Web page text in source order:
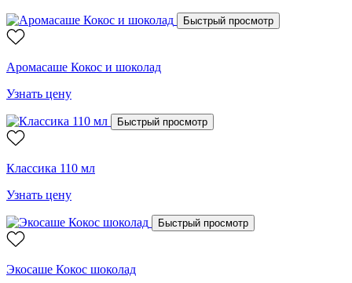
Быстрый просмотр
Аромасаше Кокос и шоколад
Узнать цену
Быстрый просмотр
Классика 110 мл
Узнать цену
Быстрый просмотр
Экосаше Кокос шоколад